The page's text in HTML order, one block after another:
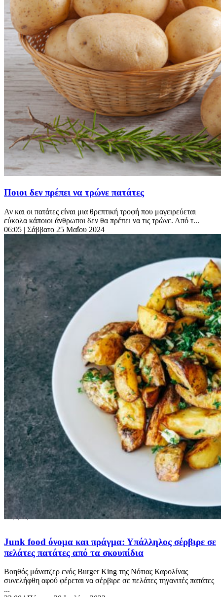
Ποιοι δεν πρέπει να τρώνε πατάτες
Αν και οι πατάτες είναι μια θρεπτική τροφή που μαγειρεύεται
εύκολα κάποιοι άνθρωποι δεν θα πρέπει να τις τρώνε. Από τ...
06:05 | Σάββατο 25 Μαΐου 2024
Junk food όνομα και πράγμα: Υπάλληλος σέρβιρε σε
πελάτες πατάτες από τα σκουπίδια
Βοηθός μάνατζερ ενός Burger King της Νότιας Καρολίνας
συνελήφθη αφού φέρεται να σέρβιρε σε πελάτες τηγανιτές πατάτες
...